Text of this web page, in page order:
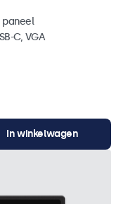
paneel
C, VGA
In winkelwagen